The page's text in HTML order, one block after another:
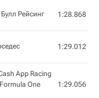
Рейсинг 1:28.868
1:29.012
App Racing
One
1:29.056